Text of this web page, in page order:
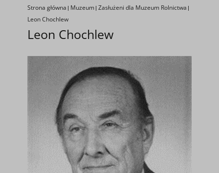
Strona główna Muzeum Zasłużeni dla Muzeum Rolnictwa
Leon Chochlew
Leon Chochlew